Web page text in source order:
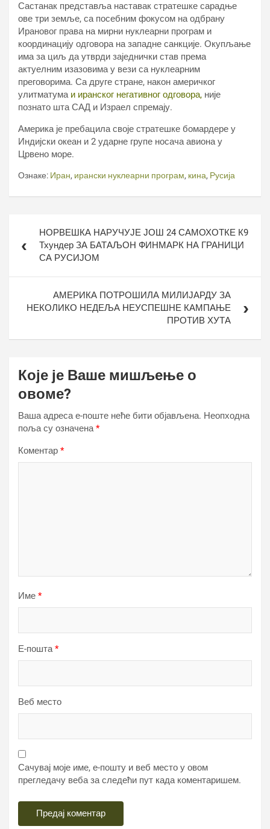
Састанак представља наставак стратешке сарадње
ове три земље, са посебним фокусом на одбрану
Ирановог права на мирни нуклеарни програм и
координацију одговора на западне санкције. Окупљање
има за циљ да утврди заједнички став према
актуелним изазовима у вези са нуклеарним
преговорима. Са друге стране, након америчког
улитматума и иранског негативног одговора, није
познато шта САД и Израел спремају.
Америка је пребацила своје стратешке бомардере у
Индијски океан и 2 ударне групе носача авиона у
Црвено море.
Ознаке: Иран, ирански нуклеарни програм, кина, Русија
чланкаНОРВЕШКА НАРУЧУЈЕ ЈОШ 24 САМОХОТКЕ К9
Тхундер ЗА БАТАЉОН ФИНМАРК НА ГРАНИЦИ
СА РУСИЈОМ
АМЕРИКА ПОТРОШИЛА МИЛИЈАРДУ ЗА
НЕКОЛИКО НЕДЕЉА НЕУСПЕШНЕ КАМПАЊЕ
ПРОТИВ ХУТА
Које је Ваше мишљење о
овоме?
Ваша адреса е-поште неће бити објављена. Неопходна
поља су означена*
Коментар *
Име *
Е-пошта*
Веб место
Сачувај моје име, е-пошту и веб место у овом
прегледачу веба за следећи пут када коментаришем.